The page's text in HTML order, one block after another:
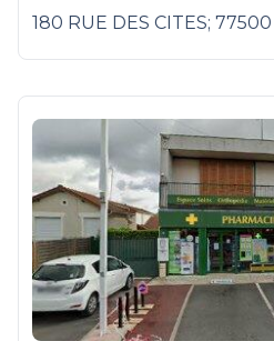
180 RUE DES CITES;